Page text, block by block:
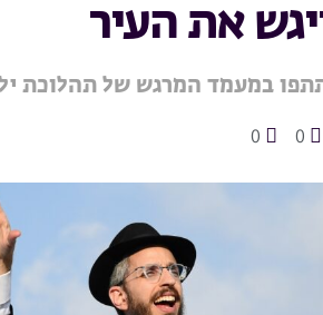
את העיר
במעמד המרגש של תהלוכת
0
0